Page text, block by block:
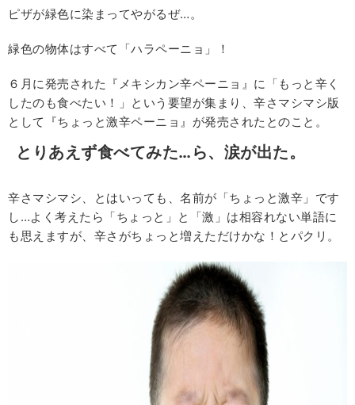
ピザが緑色に染まってやがるぜ…。
緑色の物体はすべて「ハラペーニョ」！
６月に発売された『メキシカン辛ペーニョ』に「もっと辛く
したのも食べたい！」という要望が集まり、辛さマシマシ版
として『ちょっと激辛ペーニョ』が発売されたとのこと。
とりあえず食べてみた…ら、涙が出た。
辛さマシマシ、とはいっても、名前が「ちょっと激辛」です
し…よく考えたら「ちょっと」と「激」は相容れない単語に
も思えますが、辛さがちょっと増えただけかな！とパクリ。